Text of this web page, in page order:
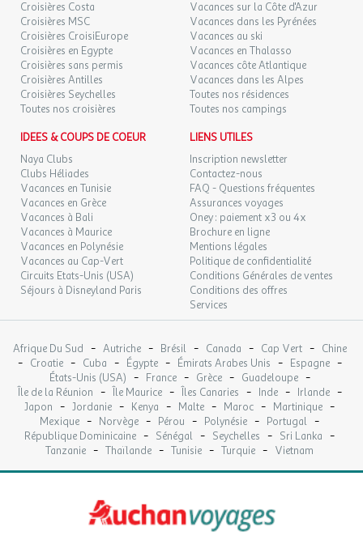
Croisières Costa
Croisières MSC
Croisières CroisiEurope
Croisières en Egypte
Croisières sans permis
Croisières Antilles
Croisières Seychelles
Toutes nos croisières
Vacances sur la Côte d'Azur
Vacances dans les Pyrénées
Vacances au ski
Vacances en Thalasso
Vacances côte Atlantique
Vacances dans les Alpes
Toutes nos résidences
Toutes nos campings
IDEES & COUPS DE COEUR
Naya Clubs
Clubs Héliades
Vacances en Tunisie
Vacances en Grèce
Vacances à Bali
Vacances à Maurice
Vacances en Polynésie
Vacances au Cap-Vert
Circuits Etats-Unis (USA)
Séjours à Disneyland Paris
LIENS UTILES
Inscription newsletter
Contactez-nous
FAQ - Questions fréquentes
Assurances voyages
Oney : paiement x3 ou 4x
Brochure en ligne
Mentions légales
Politique de confidentialité
Conditions Générales de ventes
Conditions des offres
Services
Afrique Du Sud - Autriche - Brésil - Canada - Cap Vert - Chine
- Croatie - Cuba - Égypte - Émirats Arabes Unis - Espagne -
États-Unis (USA) - France - Grèce - Guadeloupe -
Île de la Réunion - Île Maurice - Îles Canaries - Inde - Irlande -
Japon - Jordanie - Kenya - Malte - Maroc - Martinique -
Mexique - Norvège - Pérou - Polynésie - Portugal -
République Dominicaine - Sénégal - Seychelles - Sri Lanka -
Tanzanie - Thaïlande - Tunisie - Turquie - Vietnam